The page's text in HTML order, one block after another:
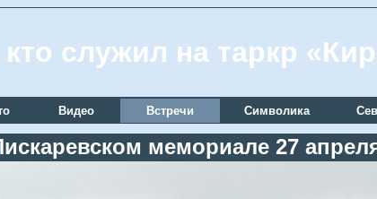
служил на таркр
Видео Встречи Символика
мемориале 27